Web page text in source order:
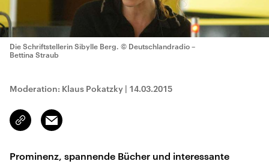
Die Schriftstellerin Sibylle Berg. © Deutschlandradio –
Bettina Straub
Moderation: Klaus Pokatzky | 14.03.2015
Link
kopieren/teilen
Email
Prominenz, spannende Bücher und interessante